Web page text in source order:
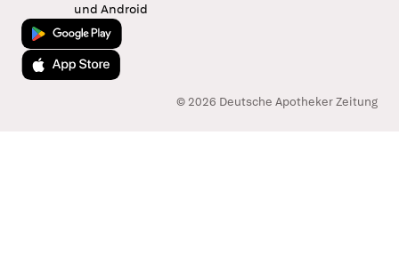
und Android
Jetzt bei Google Play
Laden im App Store
© 2026 Deutsche Apotheker Zeitung